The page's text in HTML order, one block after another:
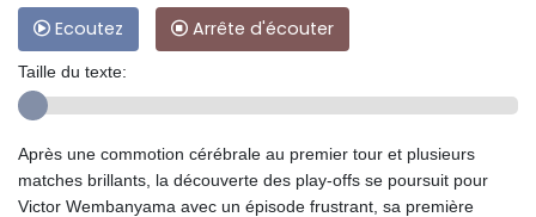
Ecoutez Arrête d'écouter
Taille du texte:
Après une commotion cérébrale au premier tour et plusieurs
matches brillants, la découverte des play-offs se poursuit pour
Victor Wembanyama avec un épisode frustrant, sa première